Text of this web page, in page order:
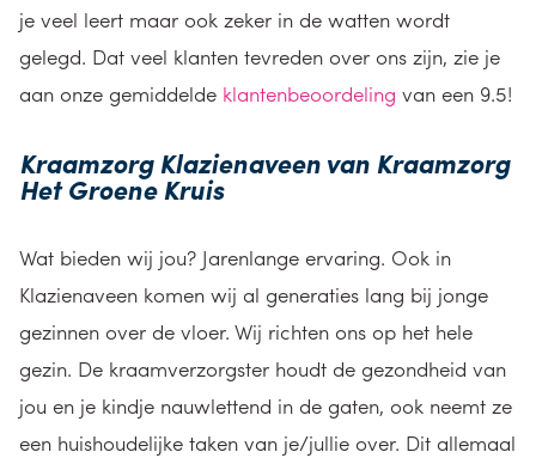
je veel leert maar ook zeker in de watten wordt
gelegd. Dat veel klanten tevreden over ons zijn, zie je
aan onze gemiddelde klantenbeoordeling van een 9.5!
Kraamzorg Klazienaveen van Kraamzorg
Het Groene Kruis
Wat bieden wij jou? Jarenlange ervaring. Ook in
Klazienaveen komen wij al generaties lang bij jonge
gezinnen over de vloer. Wij richten ons op het hele
gezin. De kraamverzorgster houdt de gezondheid van
jou en je kindje nauwlettend in de gaten, ook neemt ze
een huishoudelijke taken van je/jullie over. Dit allemaal